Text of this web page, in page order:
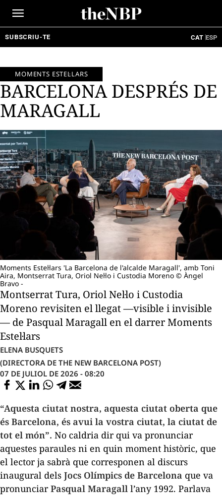
SUBSCRIU-TE CAT ESP
MOMENTS ESTEL·LARS
BARCELONA DESPRÉS DE
MARAGALL
Moments Estel·lars 'La Barcelona de l'alcalde Maragall', amb Toni
Aira, Montserrat Tura, Oriol Nel·lo i Custodia Moreno © Àngel
Bravo -
Montserrat Tura, Oriol Nel·lo i Custodia
Moreno revisiten el llegat —visible i invisible
— de Pasqual Maragall en el darrer Moments
Estel·lars
ELENA BUSQUETS
(DIRECTORA DE THE NEW BARCELONA POST)
07 DE JULIOL DE 2026 - 08:20
“Aquesta ciutat nostra, aquesta ciutat oberta que
és Barcelona, és avui la vostra ciutat, la ciutat de
tot el món”. No caldria dir qui va pronunciar
aquestes paraules ni en quin moment històric, que
el lector ja sabrà que corresponen al discurs
inaugural dels Jocs Olímpics de Barcelona que va
pronunciarPasqual Maragall l’any 1992. Parlava